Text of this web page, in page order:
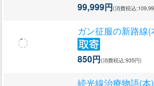
99,999円(消費税込
ガン征服の新路線(
850円(消費税込:935円)
続光線治療物語(本)